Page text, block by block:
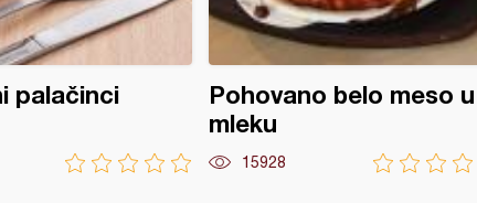
palačinci
Pohovano belo meso u
mleku
15928